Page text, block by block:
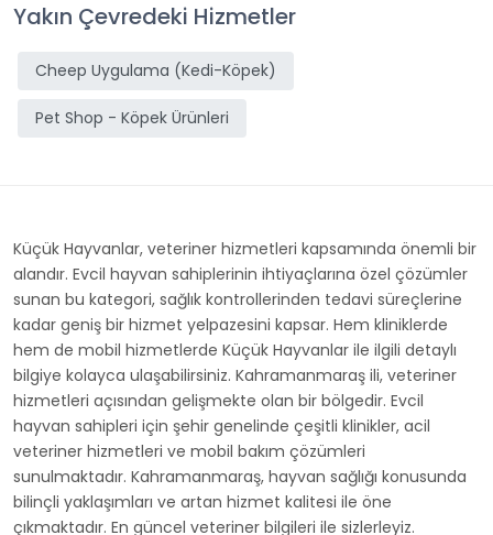
Yakın Çevredeki Hizmetler
Cheep Uygulama (Kedi-Köpek)
Pet Shop - Köpek Ürünleri
Küçük Hayvanlar, veteriner hizmetleri kapsamında önemli bir
alandır. Evcil hayvan sahiplerinin ihtiyaçlarına özel çözümler
sunan bu kategori, sağlık kontrollerinden tedavi süreçlerine
kadar geniş bir hizmet yelpazesini kapsar. Hem kliniklerde
hem de mobil hizmetlerde Küçük Hayvanlar ile ilgili detaylı
bilgiye kolayca ulaşabilirsiniz. Kahramanmaraş ili, veteriner
hizmetleri açısından gelişmekte olan bir bölgedir. Evcil
hayvan sahipleri için şehir genelinde çeşitli klinikler, acil
veteriner hizmetleri ve mobil bakım çözümleri
sunulmaktadır. Kahramanmaraş, hayvan sağlığı konusunda
bilinçli yaklaşımları ve artan hizmet kalitesi ile öne
çıkmaktadır. En güncel veteriner bilgileri ile sizlerleyiz.